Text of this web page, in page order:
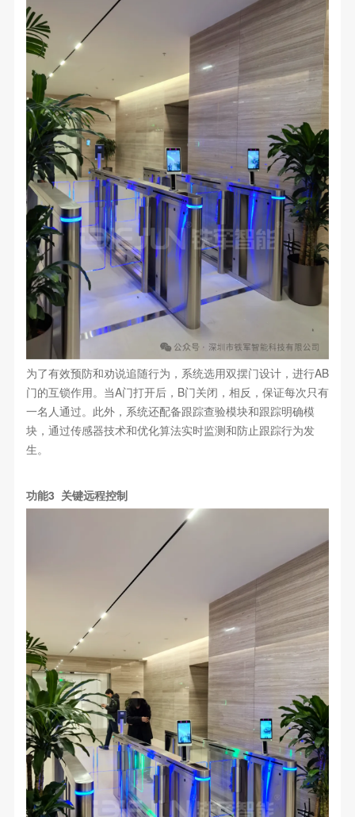
为了有效预防和劝说追随行为，系统选用双摆门设计，进行AB
门的互锁作用。当A门打开后，B门关闭，相反，保证每次只有
一名人通过。此外，系统还配备跟踪查验模块和跟踪明确模
块，通过传感器技术和优化算法实时监测和防止跟踪行为发
生。
功能3 关键远程控制